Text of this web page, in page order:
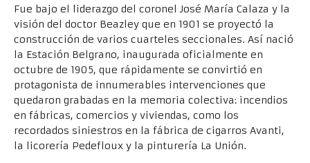
Fue bajo el liderazgo del coronel José María Calaza y la
visión del doctor Beazley que en 1901 se proyectó la
construcción de varios cuarteles seccionales. Así nació
la Estación Belgrano, inaugurada oficialmente en
octubre de 1905, que rápidamente se convirtió en
protagonista de innumerables intervenciones que
quedaron grabadas en la memoria colectiva: incendios
en fábricas, comercios y viviendas, como los
recordados siniestros en la fábrica de cigarros Avanti,
la licorería Pedefloux y la pinturería La Unión.